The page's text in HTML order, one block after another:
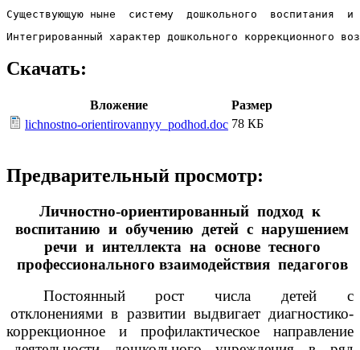
Существующую ныне  систему  дошкольного  воспитания
Интегрированный характер дошкольного коррекционного
Скачать:
Вложение
Размер
lichnostno-orientirovannyy_podhod.doc 78 КБ
Предварительный просмотр:
Личностно-ориентированный подход к
воспитанию и обучению детей с нарушением
речи и интеллекта на основе тесного
профессионального взаимодействия педагогов
Постоянный рост числа детей с
отклонениями в развитии выдвигает диагностико-
коррекционное и профилактическое направление